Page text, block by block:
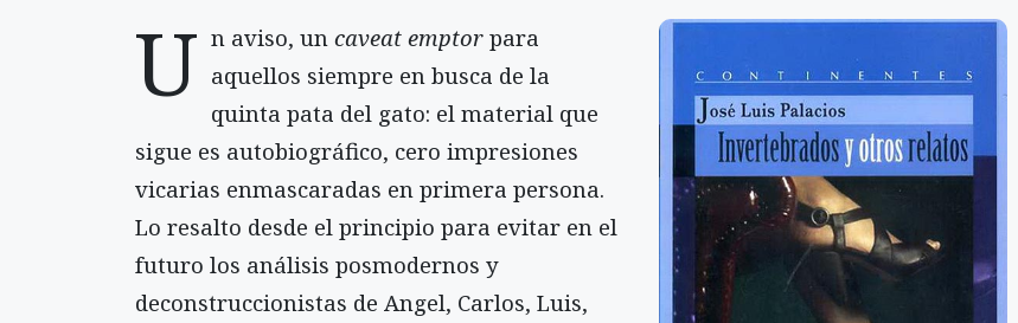
U n aviso, uncaveat emptor para
aquellos siempre en busca de la
quinta pata del gato: el material que
sigue es autobiográfico, cero impresiones
vicarias enmascaradas en primera persona.
Lo resalto desde el principio para evitar en el
futuro los análisis posmodernos y
deconstruccionistas de Angel, Carlos, Luis,